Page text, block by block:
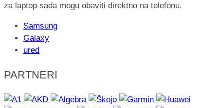
za laptop sada mogu obaviti direktno na telefonu.
Samsung
Galaxy
ured
PARTNERI